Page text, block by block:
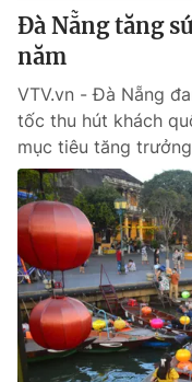
Đà Nẵng tăng
năm
VTV.vn - Đà Nẵng
tốc thu hút khách
mục tiêu tăng